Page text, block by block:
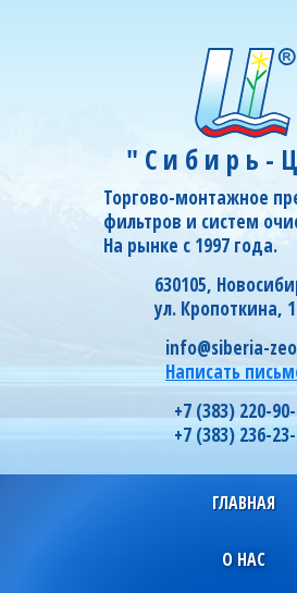
"Сибирь-
Торгово-монтажное
фильтров и систем
На рынке с 1997 года.
630105,
ул. Кропоткина,
info@siberia-
Написать
+7 (383) 220-
+7 (383) 236-
ГЛАВНАЯ
О НАС